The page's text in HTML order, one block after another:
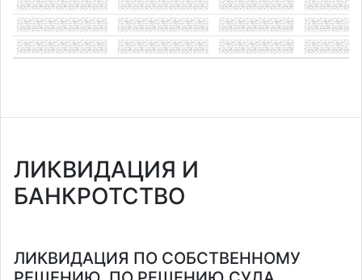
ЛИКВИДАЦИЯ И
БАНКРОТСТВО
ЛИКВИДАЦИЯ ПО СОБСТВЕННОМУ